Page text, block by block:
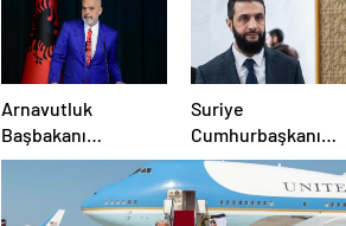
Arnavutluk
Başbakanı
Rama’dan AB’ye
üyelik hedefi
Suriye
Cumhurbaşkanı
Şara: Erdoğan
sözünü yerine
getirdi. Trump’a da